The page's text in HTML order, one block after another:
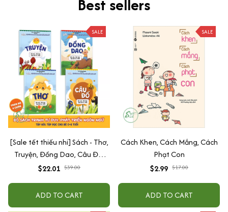
Best sellers
SALE
[Sale tết thiếu nhi] Sách - Thơ,
Truyện, Đồng Dao, Câu Đố,
Tập Nói Tập Đọc Cho Bé 0-6
$22.01 $39.00
ADD TO CART
SALE
Cách Khen, Cách Mắng, Cách
Phạt Con
$2.99 $17.00
ADD TO CART